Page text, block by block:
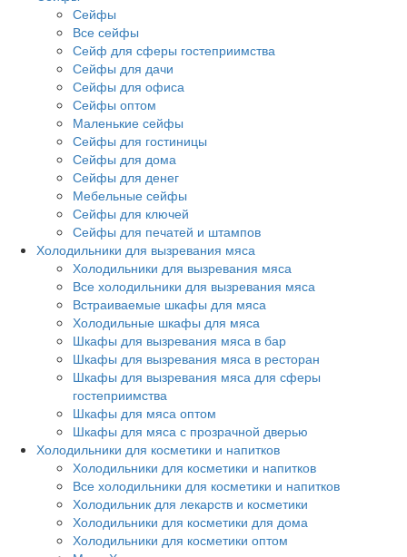
Сейфы
Все сейфы
Сейф для сферы гостеприимства
Сейфы для дачи
Сейфы для офиса
Сейфы оптом
Маленькие сейфы
Сейфы для гостиницы
Сейфы для дома
Сейфы для денег
Мебельные сейфы
Сейфы для ключей
Сейфы для печатей и штампов
Холодильники для вызревания мяса
Холодильники для вызревания мяса
Все холодильники для вызревания мяса
Встраиваемые шкафы для мяса
Холодильные шкафы для мяса
Шкафы для вызревания мяса в бар
Шкафы для вызревания мяса в ресторан
Шкафы для вызревания мяса для сферы
гостеприимства
Шкафы для мяса оптом
Шкафы для мяса с прозрачной дверью
Холодильники для косметики и напитков
Холодильники для косметики и напитков
Все холодильники для косметики и напитков
Холодильник для лекарств и косметики
Холодильники для косметики для дома
Холодильники для косметики оптом